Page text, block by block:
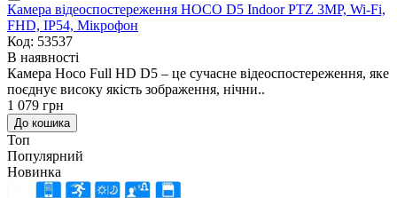
Камера відеоспостереження HOCO D5 Indoor PTZ 3MP, Wi-Fi,
FHD, IP54, Мікрофон
Код: 53537
В наявності
Камера Hoco Full HD D5 – це сучасне відеоспостереження, яке
поєднує високу якість зображення, нічни..
1 079 грн
До кошика
Топ
Популярний
Новинка